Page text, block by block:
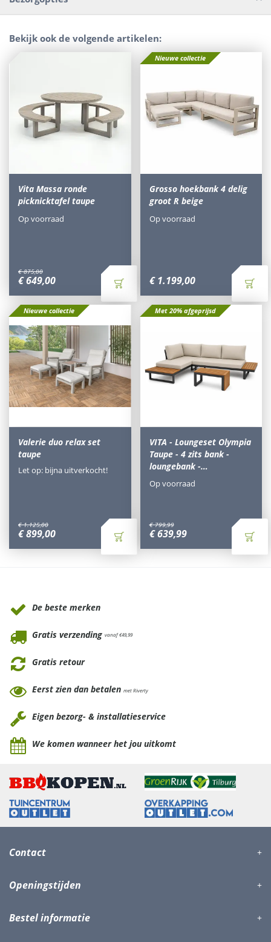
Bekijk ook de volgende artikelen:
Vita Massa ronde
picknicktafel taupe
€ 875,00
€649,00
Op voorraad
Nieuwe collectie
Grosso hoekbank 4 delig
groot R beige
€ 1.199,00
Op voorraad
Nieuwe collectie
Valerie duo relax set
taupe
€ 1.125,00
€899,00
Let op: bijna uitverkocht!
Met 20% afgeprijsd
VITA - Loungeset Olympia
Taupe - 4 zits bank -
loungebank -…
€ 799,99
€ 639,99
Op voorraad
De beste merken
Gratis verzending vanaf €49,99
Gratis retour
Eerst zien dan betalen met Riverty
Eigen bezorg- & installatieservice
We komen wanneer het jou uitkomt
Contact
Openingstijden
Bestel informatie